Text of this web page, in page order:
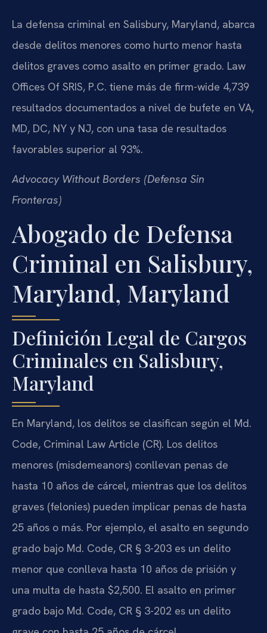
La defensa criminal en Salisbury, Maryland, abarca
desde delitos menores como hurto menor hasta
delitos graves como asalto en primer grado. Law
Offices Of SRIS, P.C. tiene más de firm-wide 4,739
resultados documentados a nivel de bufete en VA,
MD, DC, NY y NJ, con una tasa de resultados
favorables superior al 93%.
Advocacy Without Borders (Defensa Sin
Fronteras)
Abogado de Defensa
Criminal en Salisbury,
Maryland, Maryland
Definición Legal de Cargos
Criminales en Salisbury,
Maryland
En Maryland, los delitos se clasifican según el Md.
Code, Criminal Law Article (CR). Los delitos
menores (misdemeanors) conllevan penas de
hasta 10 años de cárcel, mientras que los delitos
graves (felonies) pueden implicar penas de hasta
25 años o más. Por ejemplo, el asalto en segundo
grado bajo Md. Code, CR § 3-203 es un delito
menor que conlleva hasta 10 años de prisión y
una multa de hasta $2,500. El asalto en primer
grado bajo Md. Code, CR § 3-202 es un delito